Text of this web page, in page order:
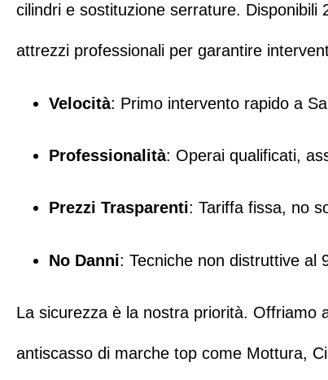
cilindri e sostituzione serrature. Disponibili
attrezzi professionali per garantire
Velocità: Primo intervento rapido a
Professionalità: Operai qualificati,
Prezzi Trasparenti: Tariffa fissa, no
No Danni: Tecniche non distruttive al
La sicurezza è la nostra priorità. Offriamo
antiscasso di marche top come Mottura,